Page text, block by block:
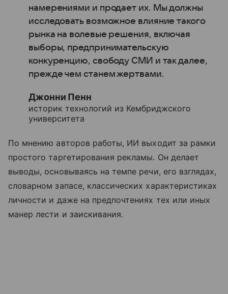
намерениями и продает их. Мы должны
исследовать возможное влияние такого
рынка на волевые решения, включая
выборы, предпринимательскую
конкуренцию, свободу СМИ и так далее,
прежде чем станем жертвами.
Джонни Пенн
историк технологий из Кембриджского
университета
По мнению авторов работы, ИИ выходит за рамки
простого таргетирования рекламы. Он делает
выводы, основываясь на темпе речи, его взглядах,
словарном запасе, классических характеристиках
личности и даже на предпочтениях тех или иных
манер лести и заискивания.